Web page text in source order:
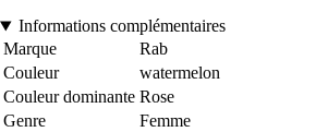
Informations complémentaires
Marque
Rab
Couleur
watermelon
Couleur dominante Rose
Genre
Femme